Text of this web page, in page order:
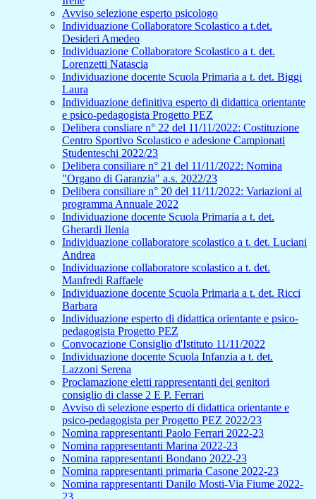
Avviso selezione esperto psicologo
Individuazione Collaboratore Scolastico a t.det.
Desideri Amedeo
Individuazione Collaboratore Scolastico a t. det.
Lorenzetti Natascia
Individuazione docente Scuola Primaria a t. det. Biggi
Laura
Individuazione definitiva esperto di didattica orientante
e psico-pedagogista Progetto PEZ
Delibera consliare n° 22 del 11/11/2022: Costituzione
Centro Sportivo Scolastico e adesione Campionati
Studenteschi 2022/23
Delibera consiliare n° 21 del 11/11/2022: Nomina
"Organo di Garanzia" a.s. 2022/23
Delibera consiliare n° 20 del 11/11/2022: Variazioni al
programma Annuale 2022
Individuazione docente Scuola Primaria a t. det.
Gherardi Ilenia
Individuazione collaboratore scolastico a t. det. Luciani
Andrea
Individuazione collaboratore scolastico a t. det.
Manfredi Raffaele
Individuazione docente Scuola Primaria a t. det. Ricci
Barbara
Individuazione esperto di didattica orientante e psico-
pedagogista Progetto PEZ
Convocazione Consiglio d'Istituto 11/11/2022
Individuazione docente Scuola Infanzia a t. det.
Lazzoni Serena
Proclamazione eletti rappresentanti dei genitori
consiglio di classe 2 E P. Ferrari
Avviso di selezione esperto di didattica orientante e
psico-pedagogista per Progetto PEZ 2022/23
Nomina rappresentanti Paolo Ferrari 2022-23
Nomina rappresentanti Marina 2022-23
Nomina rappresentanti Bondano 2022-23
Nomina rappresentanti primaria Casone 2022-23
Nomina rappresentanti Danilo Mosti-Via Fiume 2022-